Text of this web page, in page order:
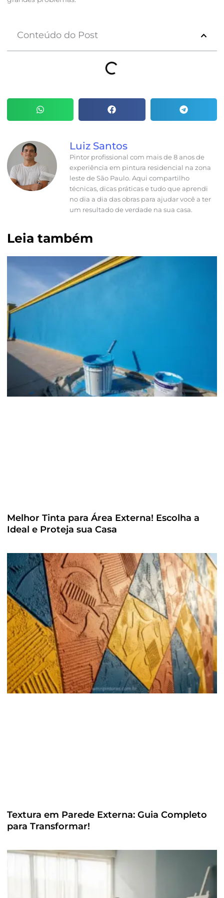
Conteúdo do Post
Luiz Santos
Pintor profissional com mais de 8 anos de
experiência em pintura residencial na zona
leste de São Paulo. Aqui compartilho
técnicas, dicas práticas e tudo que aprendi
no dia a dia das obras para ajudar você a ter
um resultado de verdade na sua casa.
Leia também
Melhor Tinta para Área Externa! Escolha a
Ideal e Proteja sua Casa
Textura em Parede Externa: Guia Completo
para Transformar!